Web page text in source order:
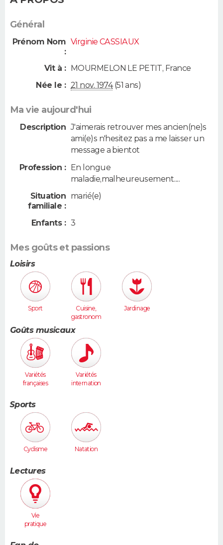
Général
Prénom Nom
:
Virginie CASSIAUX
Vit à : MOURMELON LE PETIT, France
Née le : 21 nov. 1974(51 ans)
Ma vie aujourd'hui
Description J'aimerais retrouver mes ancien(ne)s
ami(e)s n'hesitez pas a me laisser un
message a bientot
Profession : En longue
maladie,malheureusement.....
Situation
familiale :
marié(e)
Enfants : 3
Mes goûts et passions
Loisirs
Sport
Cuisine,
gastronom
Jardinage
Goûts musicaux
Variétés
françaises
Variétés
internation
Sports
Cyclisme Natation
Lectures
Vie
pratique